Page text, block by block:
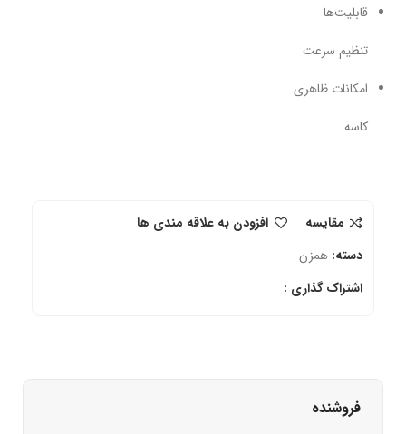
قابلیت‌ها
تنظیم سرعت
امکانات ظاهری
کاسه
مقایسه
افزودن به علاقه مندی ها
دسته: همزن
اشتراک گذاری :
فروشنده